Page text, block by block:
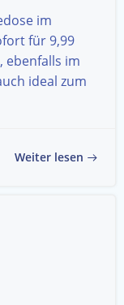
im
für 9,99
ebenfalls im
ideal zum
Weiter lesen